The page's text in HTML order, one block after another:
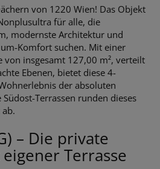
von 1220 Wien! Das Objekt
für alle, die
modernste Architektur und
Komfort suchen. Mit einer
von insgesamt 127,00 m², verteilt
Ebenen, bietet diese 4-
der absoluten
Terrassen runden dieses
– Die private
Terrasse